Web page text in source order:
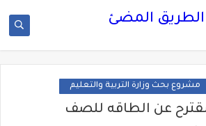
الطريق المضئ
مشروع بحث وزارة التربية والتعليم
عن الطاقه للصف